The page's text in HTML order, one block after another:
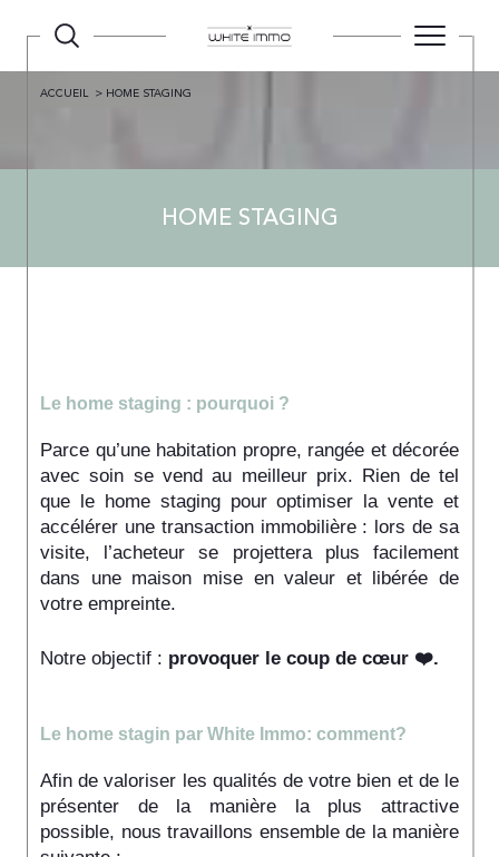
ACCUEIL HOME STAGING
HOME STAGING
Le home staging : pourquoi ?
Parce qu’une habitation propre, rangée et décorée
avec soin se vend au meilleur prix. Rien de tel
que le home staging pour optimiser la vente et
accélérer une transaction immobilière : lors de sa
visite, l’acheteur se projettera plus facilement
dans une maison mise en valeur et libérée de
votre empreinte.
Notre objectif : provoquer le coup de cœur ❤️.
Le home stagin par White Immo: comment?
Afin de valoriser les qualités de votre bien et de le
présenter de la manière la plus attractive
possible, nous travaillons ensemble de la manière